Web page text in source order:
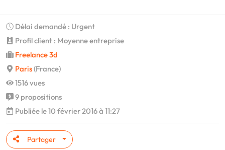
Délai demandé : Urgent
Profil client : Moyenne entreprise
Freelance 3d
Paris(France)
1516 vues
9 propositions
Publiée le 10 février 2016 à 11:27
Partager